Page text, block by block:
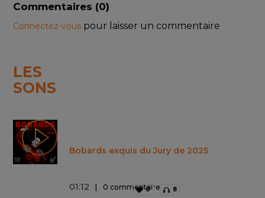
Commentaires (0)
Connectez-vous pour laisser un commentaire
LES
SONS
Bobards exquis du Jury de 2025
01:12 0 commentaire
0 8